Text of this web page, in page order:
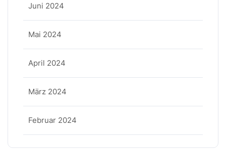
Juni 2024
Mai 2024
April 2024
März 2024
Februar 2024